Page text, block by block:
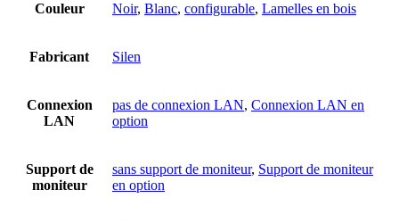
Couleur Noir, Blanc, configurable, Lamelles en bois
Fabricant Silen
Connexion
LAN
pas de connexion LAN, Connexion LAN en
option
Support de
moniteur
sans support de moniteur, Support de moniteur
en option